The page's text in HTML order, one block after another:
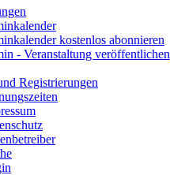
kostenlos abonnieren
- Veranstaltung veröffentlichen
Registrierungen